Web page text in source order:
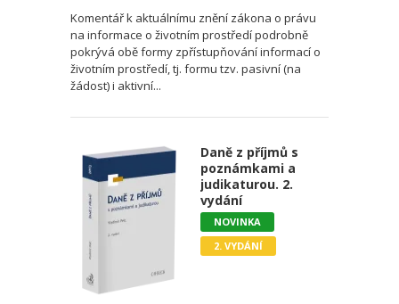
Komentář k aktuálnímu znění zákona o právu
na informace o životním prostředí podrobně
pokrývá obě formy zpřístupňování informací o
životním prostředí, tj. formu tzv. pasivní (na
žádost) i aktivní...
Daně z příjmů s
poznámkami a
judikaturou. 2.
vydání
NOVINKA
2. VYDÁNÍ